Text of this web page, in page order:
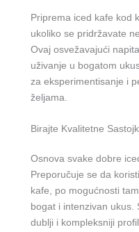
Priprema iced kafe kod
ukoliko se pridržavate
Ovaj osvežavajući
uživanje u bogatom
za eksperimentisanje i
željama.
Birajte Kvalitetne
Osnova svake dobre
Preporučuje se da
kafe, po mogućnosti
bogat i intenzivan ukus.
dublji i kompleksniji